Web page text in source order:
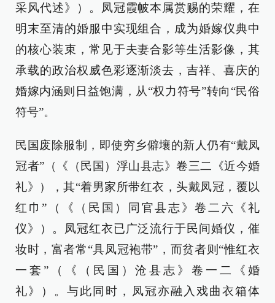
采风代述》）。凤冠霞帔本属赏赐的荣耀，在
明末至清的婚服中实现组合，成为婚嫁仪典中
的核心装束，常见于夫妻合影等生活影像，其
承载的政治权威色彩逐渐淡去，吉祥、喜庆的
婚嫁内涵则日益饱满，从“权力符号”转向“民俗
符号”。
民国废除服制，即使穷乡僻壤的新人仍有“戴凤
冠者”（《（民国）浮山县志》卷三二《近今婚
礼》），其“着男家所带红衣，头戴凤冠，覆以
红巾”（《（民国）同官县志》卷二六《礼
仪》）。凤冠红衣已广泛流行于民间婚仪，催
妆时，富者常“具凤冠袍带”，而贫者则“惟红衣
一套”（《（民国）沧县志》卷一二《婚
礼》）。与此同时，凤冠亦融入戏曲衣箱体